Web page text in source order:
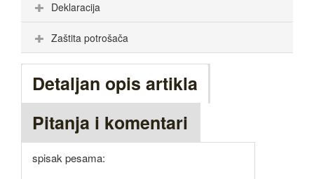
Deklaracija
Zaštita potrošača
Detaljan opis artikla
Pitanja i komentari
spisak pesama: